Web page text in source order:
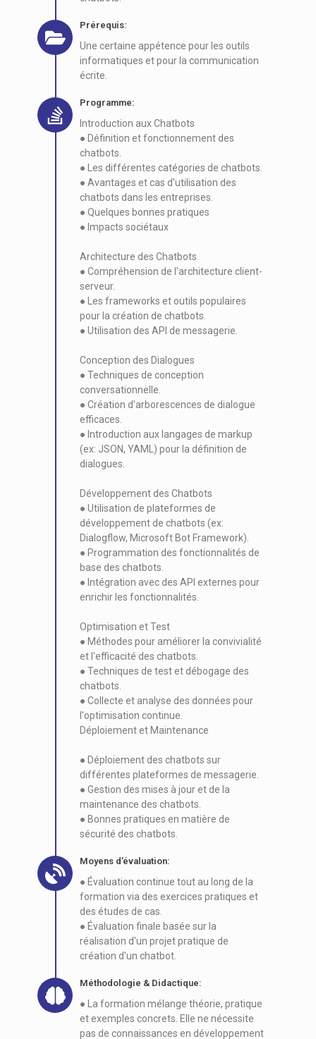
Prérequis:
Une certaine appétence pour les outils
informatiques et pour la communication
écrite.
Programme:
Introduction aux Chatbots
● Définition et fonctionnement des
chatbots.
● Les différentes catégories de chatbots.
● Avantages et cas d'utilisation des
chatbots dans les entreprises.
● Quelques bonnes pratiques
● Impacts sociétaux
Architecture des Chatbots
● Compréhension de l'architecture client-
serveur.
● Les frameworks et outils populaires
pour la création de chatbots.
● Utilisation des API de messagerie.
Conception des Dialogues
● Techniques de conception
conversationnelle.
● Création d'arborescences de dialogue
efficaces.
● Introduction aux langages de markup
(ex: JSON, YAML) pour la définition de
dialogues.
Développement des Chatbots
● Utilisation de plateformes de
développement de chatbots (ex:
Dialogflow, Microsoft Bot Framework).
● Programmation des fonctionnalités de
base des chatbots.
● Intégration avec des API externes pour
enrichir les fonctionnalités.
Optimisation et Test
● Méthodes pour améliorer la convivialité
et l'efficacité des chatbots.
● Techniques de test et débogage des
chatbots.
● Collecte et analyse des données pour
l'optimisation continue.
Déploiement et Maintenance
● Déploiement des chatbots sur
différentes plateformes de messagerie.
● Gestion des mises à jour et de la
maintenance des chatbots.
● Bonnes pratiques en matière de
sécurité des chatbots.
Moyens d’évaluation:
● Évaluation continue tout au long de la
formation via des exercices pratiques et
des études de cas.
● Évaluation finale basée sur la
réalisation d'un projet pratique de
création d'un chatbot.
Méthodologie & Didactique:
● La formation mélange théorie, pratique
et exemples concrets. Elle ne nécessite
pas de connaissances en développement